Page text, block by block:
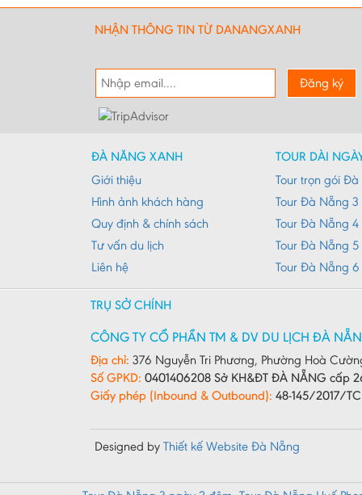
NHẬN THÔNG TIN TỪ DANANGXANH
Đăng ký
ĐÀ NẴNG XANH
Giới thiệu
Hình ảnh khách hàng
Quy định & chính sách
Tư vấn du lịch
Liên hệ
TOUR DÀI
Tour trọn gói
Tour Đà Nẵng
Tour Đà Nẵng
Tour Đà Nẵng
Tour Đà Nẵng
TRỤ SỞ CHÍNH
CÔNG TY CỔ PHẦN TM & DV DU LỊCH ĐÀ
Địa chỉ: 376 Nguyễn Tri Phương, Phường Hoà
Số GPKD: 0401406208 Sở KH&ĐT ĐÀ NẴNG cấp
Giấy phép (Inbound & Outbound): 48-145/2017/
Designed by Thiết kế Website Đà Nẵng